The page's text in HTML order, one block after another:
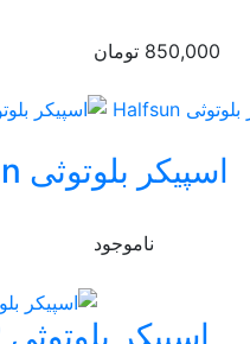
850,000 تومان
اسپیکر بلوتوثی Halfsun
ناموجود
اسپیکر بلوتوثی HY-42